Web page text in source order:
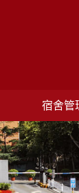
宿舍管